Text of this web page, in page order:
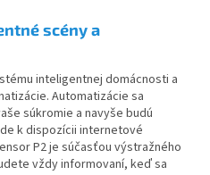
scény a
inteligentnej domácnosti a
Automatizácie sa
súkromie a navyše budú
k dispozícii internetové
P2 je súčasťou výstražného
vždy informovaní, keď sa